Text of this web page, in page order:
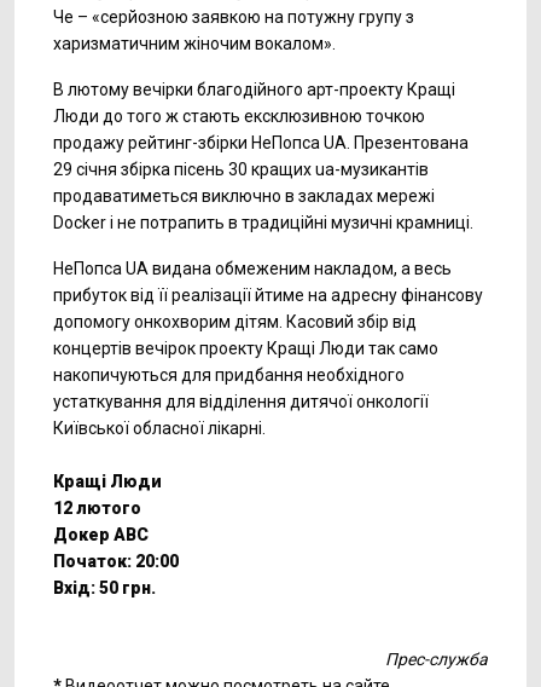
Че – «серйозною заявкою на потужну групу з
харизматичним жіночим вокалом».
В лютому вечірки благодійного арт-проекту Кращі
Люди до того ж стають ексклюзивною точкою
продажу рейтинг-збірки НеПопса UA. Презентована
29 січня збірка пісень 30 кращих ua-музикантів
продаватиметься виключно в закладах мережі
Docker і не потрапить в традиційні музичні крамниці.
НеПопса UA видана обмеженим накладом, а весь
прибуток від її реалізації йтиме на адресну фінансову
допомогу онкохворим дітям. Касовий збір від
концертів вечірок проекту Кращі Люди так само
накопичуються для придбання необхідного
устаткування для відділення дитячої онкології
Київської обласної лікарні.
Кращі Люди
12 лютого
Докер АВС
Початок: 20:00
Вхід: 50 грн.
Прес-служба